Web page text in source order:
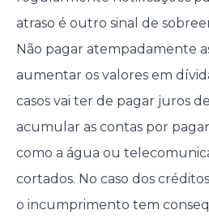
atraso é outro sinal de
Não pagar atempadamente
aumentar os valores em
casos vai ter de pagar juros
acumular as contas por
como a água ou
cortados. No caso dos
o incumprimento tem